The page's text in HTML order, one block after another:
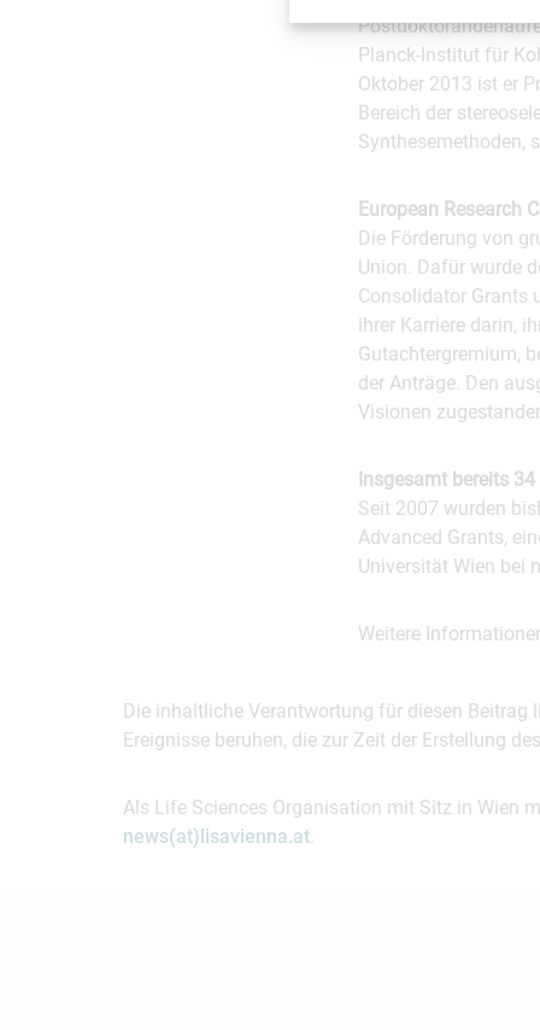
Planck-Institut für
Oktober 2013 ist er
Bereich der
Synthesemethoden,
European Research
Die Förderung von
Union. Dafür wurde
Consolidator Grants
ihrer Karriere darin,
Gutachtergremium,
der Anträge. Den
Visionen
Insgesamt bereits
Seit 2007 wurden
Advanced Grants,
Universität Wien bei
Weitere
Die inhaltliche Verantwortung für diesen
Ereignisse beruhen, die zur Zeit der Erstellung
Als Life Sciences Organisation mit Sitz in Wien
news(at)lisavienna.at.